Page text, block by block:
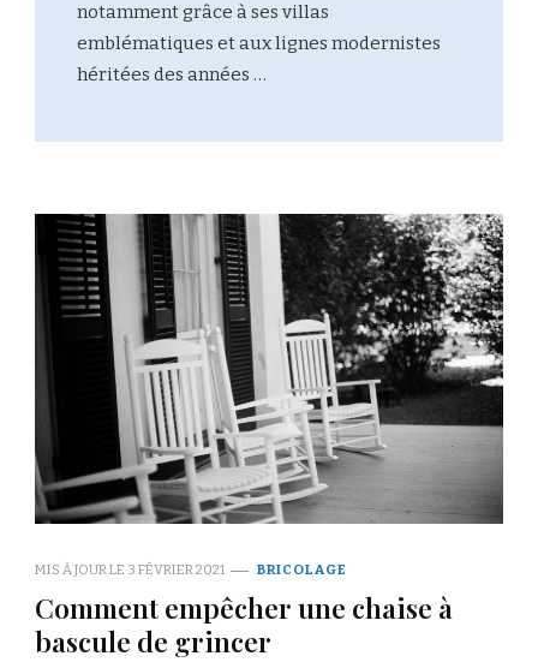
notamment grâce à ses villas
emblématiques et aux lignes modernistes
héritées des années …
MIS À JOUR LE 3 FÉVRIER 2021 BRICOLAGE
Comment empêcher une chaise à
bascule de grincer